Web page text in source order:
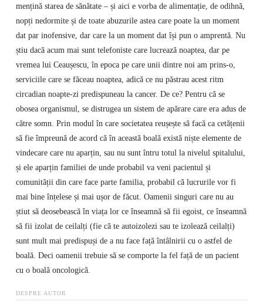
mențină starea de sănătate – și aici e vorba de alimentație, de odihnă,
nopți nedormite și de toate abuzurile astea care poate la un moment
dat par inofensive, dar care la un moment dat își pun o amprentă. Nu
știu dacă acum mai sunt telefoniste care lucrează noaptea, dar pe
vremea lui Ceaușescu, în epoca pe care unii dintre noi am prins-o,
serviciile care se făceau noaptea, adică ce nu păstrau acest ritm
circadian noapte-zi predispuneau la cancer. De ce? Pentru că se
obosea organismul, se distrugea un sistem de apărare care era adus de
către somn. Prin modul în care societatea reușește să facă ca cetățenii
să fie împreună de acord că în această boală există niște elemente de
vindecare care nu aparțin, sau nu sunt întru totul la nivelul spitalului,
și ele aparțin familiei de unde probabil va veni pacientul și
comunității din care face parte familia, probabil că lucrurile vor fi
mai bine înțelese și mai ușor de făcut. Oamenii singuri care nu au
știut să deosebească în viața lor ce înseamnă să fii egoist, ce înseamnă
să fii izolat de ceilalți (fie că te autoizolezi sau te izolează ceilalți)
sunt mult mai predispuși de a nu face față întâlnirii cu o astfel de
boală. Deci oamenii trebuie să se comporte la fel față de un pacient
cu o boală oncologică.
DESPRE AUTOR